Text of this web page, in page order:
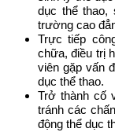
dục thể
trường cao
Trực tiếp
chữa, điều trị
viên gặp vấn
dục thể thao.
Trở thành cố
tránh các
động thể dục